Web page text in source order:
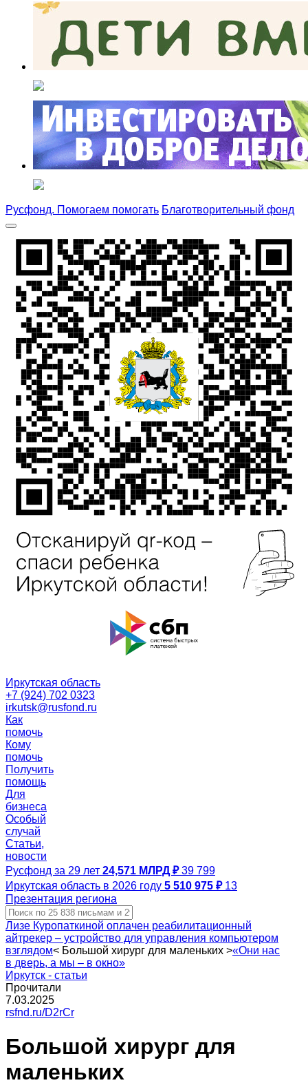
Русфонд. Помогаем помогать Благотворительный фонд
Иркутская область
+7 (924) 702 0323
irkutsk@rusfond.ru
Как
помочь
Кому
помочь
Получить
помощь
Для
бизнеса
Особый
случай
Статьи,
новости
Русфонд за 29 лет 24,571 МЛРД ₽ 39 799
Иркутская область в 2026 году 5 510 975 ₽ 13
Презентация региона
Лизе Куропаткиной оплачен реабилитационный
айтрекер – устройство для управления компьютером
взглядом< Большой хирург для маленьких >«Они нас
в дверь, а мы – в окно»
Иркутск - статьи
Прочитали
7.03.2025
rsfnd.ru/D2rCr
Большой хирург для
маленьких